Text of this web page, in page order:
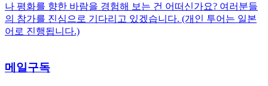
나 평화를 향한 바람을 경험해 보는 건 어떠신가요? 여러분들
의 참가를 진심으로 기다리고 있겠습니다. (개인 투어는 일본
어로 진행됩니다.)
메일구독